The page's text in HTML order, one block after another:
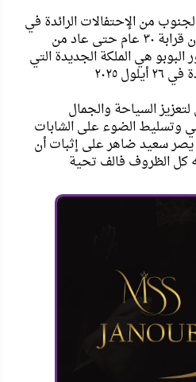
من الإحتفالات الرائدة في
عالم الجمال توقف المهرجان قرابة ٣٠ عام حتى عاد من
هي الملكة الجديدة التي
٢٠٢٥
السياحة والجمال
وتسليط الضوء على الشابات
يصر سعيد ضاهر على إثبات أن
كل الظروف فالف تحية